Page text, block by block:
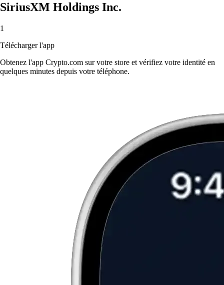
SiriusXM Holdings Inc.
1
Télécharger l'app
Obtenez l'app Crypto.com sur votre store et vérifiez votre identité en
quelques minutes depuis votre téléphone.